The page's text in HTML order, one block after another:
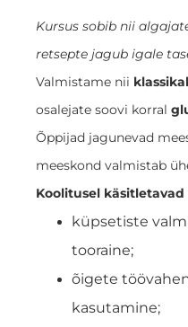
Kursus sobib nii
retsepte jagub igale
Valmistame nii
osalejate soovi korral
Õppijad jagunevad
meeskond valmistab
Koolitusel
küpsetiste
tooraine;
õigete
kasutamine;